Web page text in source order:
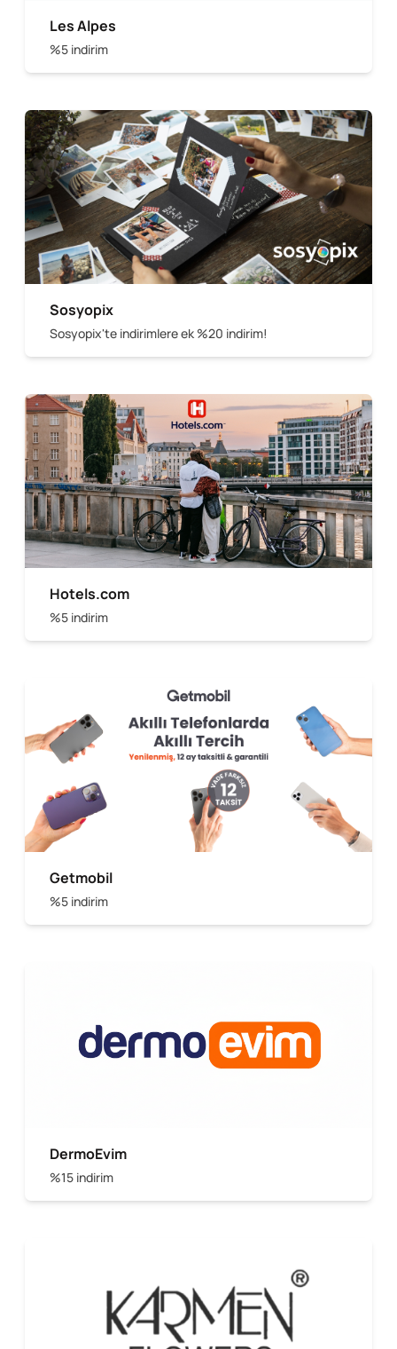
Les Alpes
%5 indirim
Sosyopix
Sosyopix'te indirimlere ek %20 indirim!
Hotels.com
%5 indirim
Getmobil
%5 indirim
DermoEvim
%15 indirim